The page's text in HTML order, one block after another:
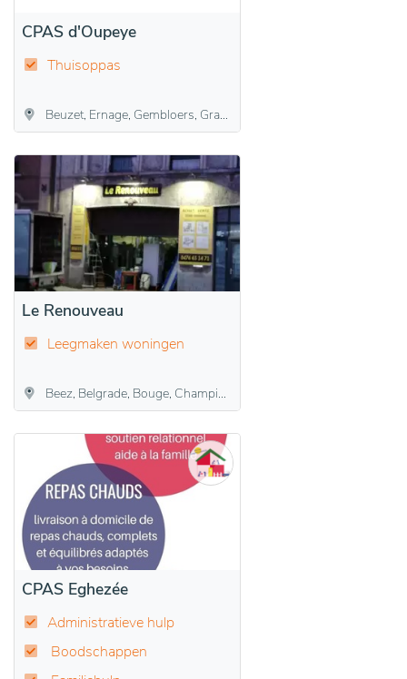
CPAS d'Oupeye
Thuisoppas
Beuzet, Ernage, Gembloers, Grand-Manil, Lonzée, Sauvenière
Le Renouveau
Leegmaken woningen
Beez, Belgrade, Bouge, Champion, Daussoulx, Dave, Flawinne, Jambes, Malonne, Namen, Naninne, Suarlée, Temploux, Vedrin, Wépion, Wierde
CPAS Eghezée
Administratieve hulp
Boodschappen